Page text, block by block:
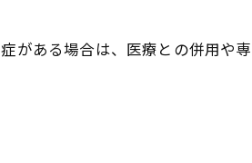
容体験
がある場合は、医療との併用や